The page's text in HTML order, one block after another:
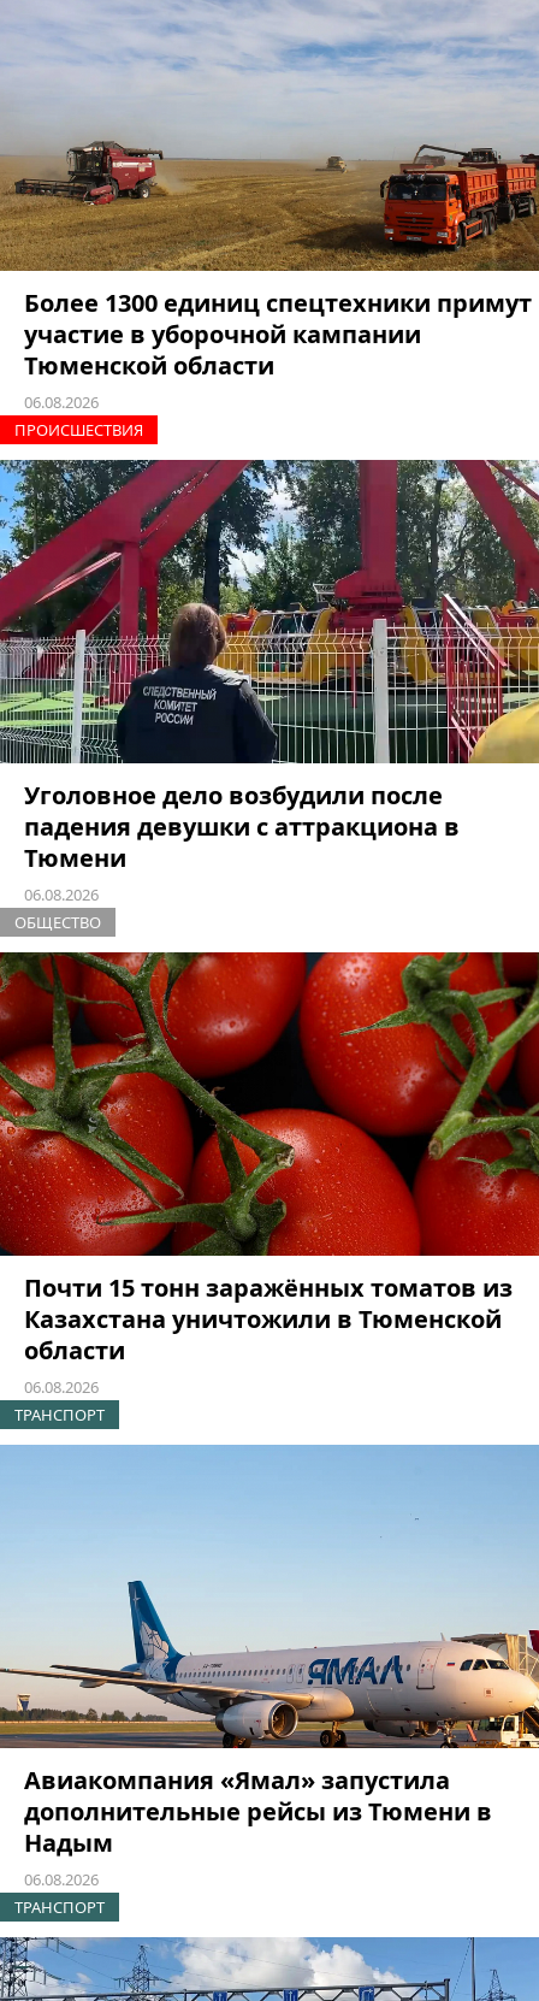
Более 1300 единиц спецтехники примут
участие в уборочной кампании
Тюменской области
06.08.2026
ПРОИCШЕСТВИЯ
Уголовное дело возбудили после
падения девушки с аттракциона в
Тюмени
06.08.2026
ОБЩЕСТВО
Почти 15 тонн заражённых томатов из
Казахстана уничтожили в Тюменской
области
06.08.2026
ТРАНСПОРТ
Авиакомпания «Ямал» запустила
дополнительные рейсы из Тюмени в
Надым
06.08.2026
ТРАНСПОРТ